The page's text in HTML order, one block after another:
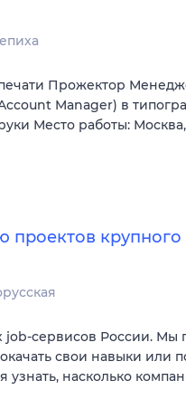
Прожектор
Manager) в
Место работы:
крупного
job-сервисов России. Мы
свои навыки или
узнать, насколько